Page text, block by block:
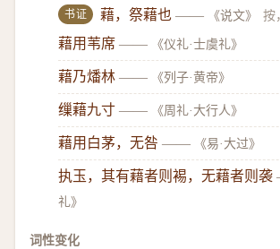
书证 藉，祭藉也 —— 《说文》 按
藉用苇席 —— 《仪礼·士虞礼》
藉乃燔林 —— 《列子·黄帝》
缫藉九寸 —— 《周礼·大行人》
藉用白茅，无咎 —— 《易·大过》
执玉，其有藉者则裼，无藉者则袭
礼》
词性变化